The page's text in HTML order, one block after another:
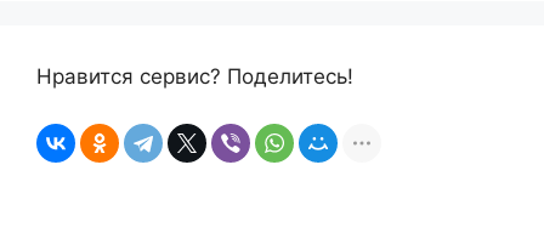
Нравится сервис? Поделитесь!